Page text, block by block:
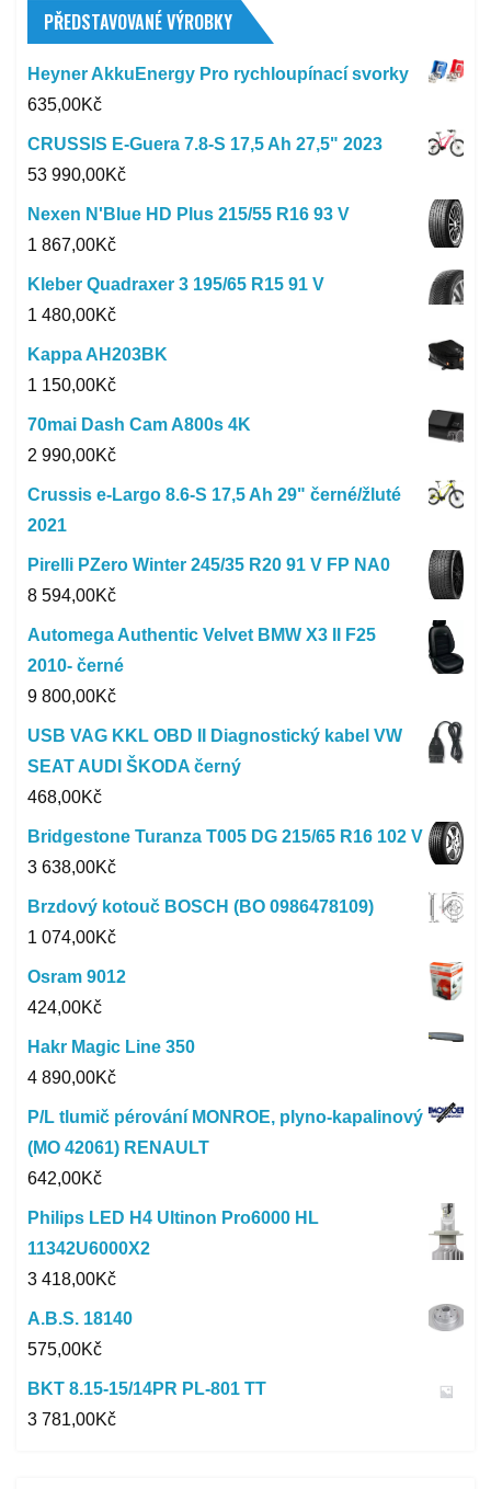
PŘEDSTAVOVANÉ VÝROBKY
Heyner AkkuEnergy Pro rychloupínací svorky
635,00Kč
CRUSSIS E-Guera 7.8-S 17,5 Ah 27,5" 2023
53 990,00Kč
Nexen N'Blue HD Plus 215/55 R16 93 V
1 867,00Kč
Kleber Quadraxer 3 195/65 R15 91 V
1 480,00Kč
Kappa AH203BK
1 150,00Kč
70mai Dash Cam A800s 4K
2 990,00Kč
Crussis e-Largo 8.6-S 17,5 Ah 29" černé/žluté
2021
Pirelli PZero Winter 245/35 R20 91 V FP NA0
8 594,00Kč
Automega Authentic Velvet BMW X3 II F25
2010- černé
9 800,00Kč
USB VAG KKL OBD II Diagnostický kabel VW
SEAT AUDI ŠKODA černý
468,00Kč
Bridgestone Turanza T005 DG 215/65 R16 102 V
3 638,00Kč
Brzdový kotouč BOSCH (BO 0986478109)
1 074,00Kč
Osram 9012
424,00Kč
Hakr Magic Line 350
4 890,00Kč
P/L tlumič pérování MONROE, plyno-kapalinový
(MO 42061) RENAULT
642,00Kč
Philips LED H4 Ultinon Pro6000 HL
11342U6000X2
3 418,00Kč
A.B.S. 18140
575,00Kč
BKT 8.15-15/14PR PL-801 TT
3 781,00Kč